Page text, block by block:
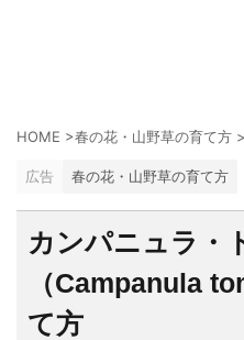
HOME >春の花・山野草の育て方 >
広告 春の花・山野草の育て方
カンパニュラ・
（Campanula
て方